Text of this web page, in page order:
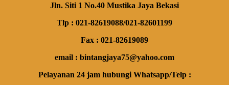
Jln. Siti 1 No.40 Mustika Jaya Bekasi
Tlp : 021-82619088/021-82601199
Fax : 021-82619089
email : bintangjaya75@yahoo.com
Pelayanan 24 jam hubungi Whatsapp/Telp :